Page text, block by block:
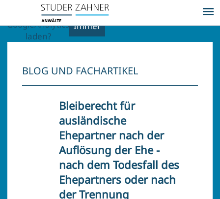
von
GoogleAnalytics
laden?
Ja
Immer
BLOG UND FACHARTIKEL
Bleiberecht für
ausländische
Ehepartner nach der
Auflösung der Ehe -
nach dem Todesfall des
Ehepartners oder nach
der Trennung